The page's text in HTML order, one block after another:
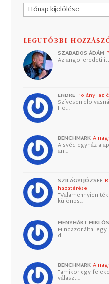
Archívum
LEGUTÓBBI
SZABADOS ÁDÁM
Az angol eredeti
ENDRE Polányi az
Szívesen
Ho…
BENCHMARK A
A svéd egyház
an…
SZILÁGYI JÓZSEF
hazatérése
"Valamennyien
különbs…
MENYHÁRT MIKLÓS
Mindazonáltal
d…
BENCHMARK A
"amikor egy
választ…